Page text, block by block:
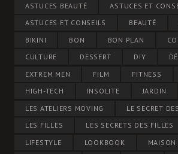
ASTUCES BEAUTÉ
ASTUCES ET
ASTUCES ET CONSEILS
BEAUTÉ
BIKINI
BON BON PLAN
CULTURE
DESSERT DIY
EXTREM MEN
FILM FITNESS
HIGH-TECH
INSOLITE
JARDIN
LES ATELIERS MOVING
LE SECRET
LES FILLES
LES SECRETS DES FILLES
LIFESTYLE
LOOKBOOK MAISON